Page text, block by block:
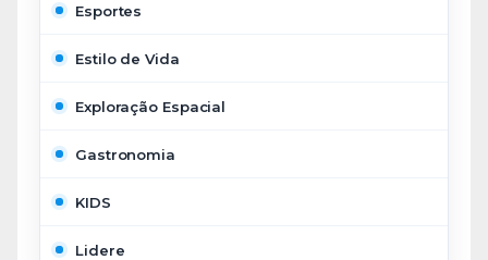
Esportes
Estilo de Vida
Exploração Espacial
Gastronomia
KIDS
Lidere